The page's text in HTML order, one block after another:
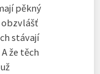
pěkný
stávají
že těch